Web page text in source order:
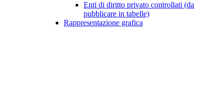
Enti di diritto privato controllati (da
pubblicare in tabelle)
Rappresentazione grafica